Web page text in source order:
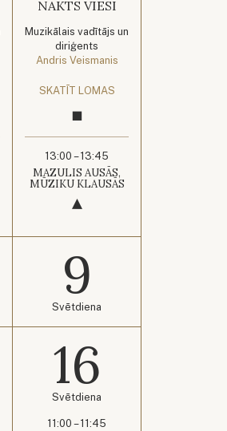
NAKTS VIESI
Muzikālais vadītājs un
diriģents
Andris Veismanis
SKATĪT LOMAS
13:00 – 13:45
MAZULIS AUSĀS,
MŪZIKU KLAUSĀS
9
Svētdiena
16
Svētdiena
11:00 – 11:45